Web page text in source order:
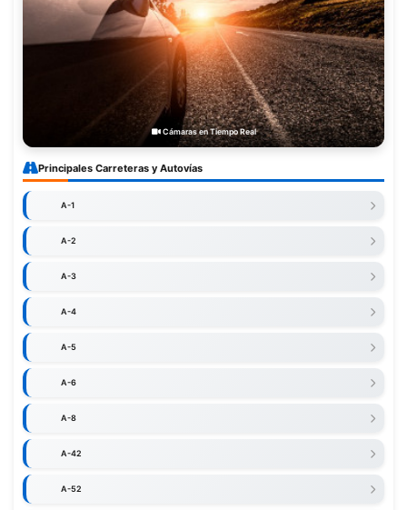
Cámaras en Tiempo Real
Principales Carreteras y Autovías
A-1
A-2
A-3
A-4
A-5
A-6
A-8
A-42
A-52